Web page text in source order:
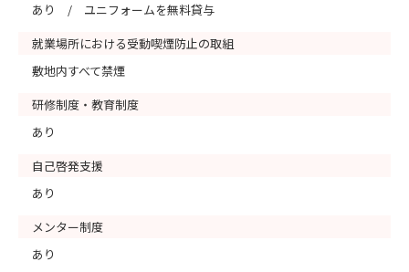
あり / ユニフォームを無料貸与
就業場所における受動喫煙防止の取組
敷地内すべて禁煙
研修制度・教育制度
あり
自己啓発支援
あり
メンター制度
あり